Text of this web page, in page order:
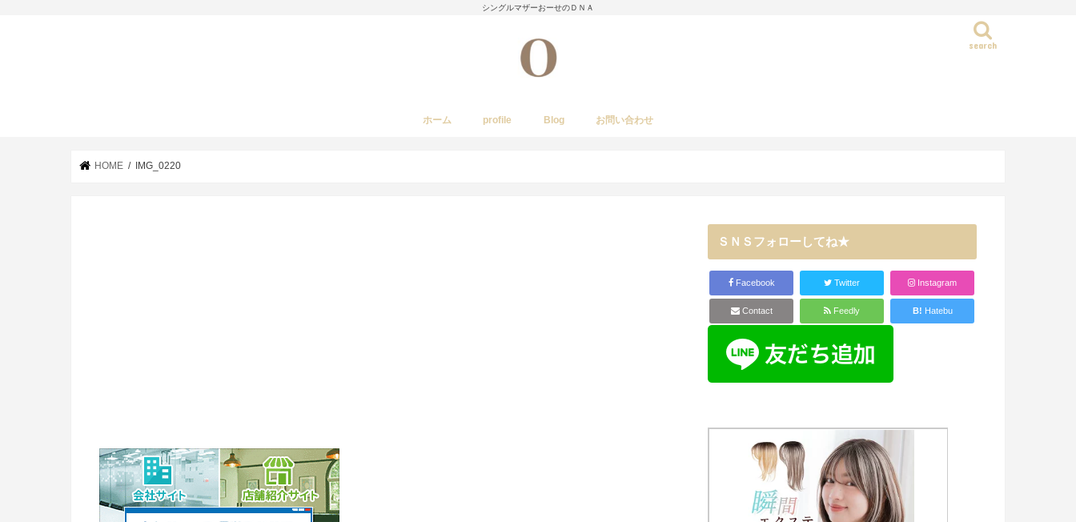
シングルマザーおーせのＤＮＡ
search
ホーム profile Blog お問い合わせ
HOME IMG_0220
ＳＮＳフォローしてね★
Facebook Twitter Instagram
Contact Feedly B! Hatebu